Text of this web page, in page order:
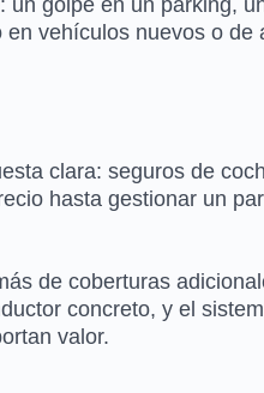
golpe en un parking,
vehículos nuevos o
clara: seguros de
hasta gestionar un
de coberturas
concreto, y el
valor.